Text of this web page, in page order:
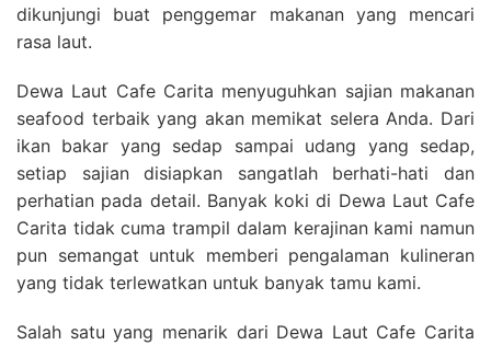
dikunjungi buat penggemar makanan yang mencari
rasa laut.
Dewa Laut Cafe Carita menyuguhkan sajian makanan
seafood terbaik yang akan memikat selera Anda. Dari
ikan bakar yang sedap sampai udang yang sedap,
setiap sajian disiapkan sangatlah berhati-hati dan
perhatian pada detail. Banyak koki di Dewa Laut Cafe
Carita tidak cuma trampil dalam kerajinan kami namun
pun semangat untuk memberi pengalaman kulineran
yang tidak terlewatkan untuk banyak tamu kami.
Salah satu yang menarik dari Dewa Laut Cafe Carita